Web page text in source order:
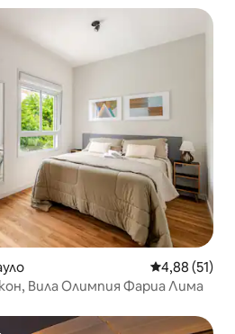
Средна
4,88 (51)
Вила Олимпия Фариа Лима